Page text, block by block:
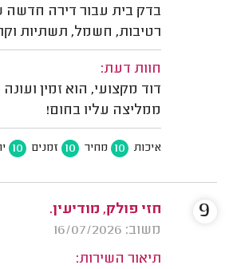
בדק בית עבור דירה חדשה
רטיבות, חשמל, תשתיות
חוות דעת:
דוד מקצועי, הוא זמין
ממליצה עליו בחום!
איכות 10 מחיר 10 זמנים 10
חזי פולק, מודיעין.
משוב: 16/07/2026
תיאור השירות:
9